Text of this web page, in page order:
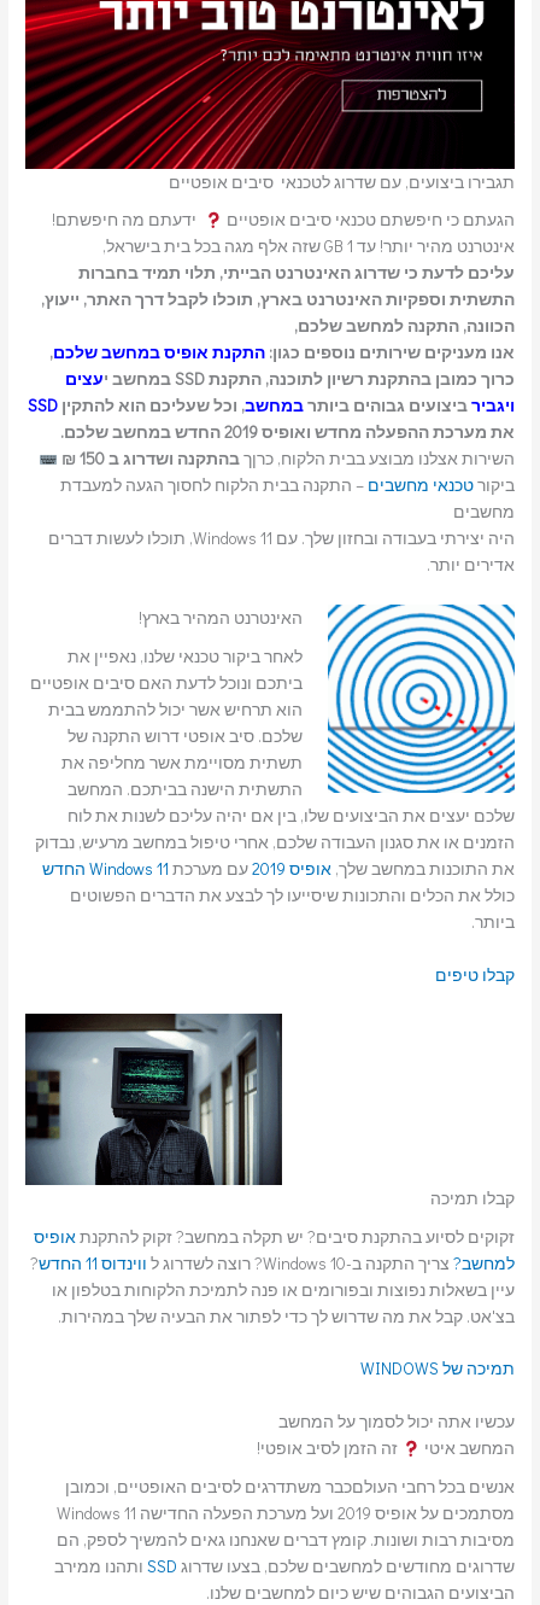
תגבירו ביצועים, עם שדרוג לטכנאי סיבים אופטיים
הגעתם כי חיפשתם טכנאי סיבים אופטיים
ידעתם מה חיפשתם!
אינטרנט מהיר יותר! עד 1 GB שזה אלף מגה בכל בית בישראל,
עליכם לדעת כי שדרוג האינטרנט הבייתי, תלוי תמיד בחברות
התשתית וספקיות האינטרנט בארץ, תוכלו לקבל דרך האתר, ייעוץ,
הכוונה, התקנה למחשב שלכם,
אנו מעניקים שירותים נוספים כגון:התקנת אופיס במחשב שלכם,
כרוך כמובן בהתקנת רשיון לתוכנה, התקנת SSD במחשב י
עצים
ויגבירביצועים גבוהים ביותרבמחשב, וכל שעליכם הוא להתקיןSSD
את מערכת ההפעלה מחדש ואופיס 2019 החדש במחשב שלכם.
השירות אצלנו מבוצע בבית הלקוח, כרןךבהתקנה ושדרוג ב 150 ₪
ביקורטכנאי מחשבים – התקנה בבית הלקוח לחסוך הגעה למעבדת
מחשבים
היה יצירתי בעבודה ובחזון שלך. עם Windows 11, תוכלו לעשות דברים
אדירים יותר.
האינטרנט המהיר בארץ!
לאחר ביקור טכנאי שלנו, נאפיין את
ביתכם ונוכל לדעת האם סיבים אופטיים
הוא תרחיש אשר יכול להתממש בבית
שלכם. סיב אופטי דרוש התקנה של
תשתית מסויימת אשר מחליפה את
התשתית הישנה בביתכם. המחשב
שלכם יעצים את הביצועים שלו, בין אם יהיה עליכם לשנות את לוח
הזמנים או את סגנון העבודה שלכם, אחרי טיפול במחשב מרעיש, נבדוק
את התוכנות במחשב שלך,אופיס 2019 עם מערכת Windows 11 החדש
כולל את הכלים והתכונות שיסייעו לך לבצע את הדברים הפשוטים
ביותר.
קבלו טיפים
קבלו תמיכה
זקוקים לסיוע בהתקנת סיבים? יש תקלה במחשב? זקוק להתקנתאופיס
למחשב? צריך התקנה ב-Windows 10? רוצה לשדרוג ל ווינדוס 11 החדש
?
עיין בשאלות נפוצות ובפורומים או פנה לתמיכת הלקוחות בטלפון או
בצ'אט. קבל את מה שדרוש לך כדי לפתור את הבעיה שלך במהירות.
תמיכה של WINDOWS
עכשיו אתה יכול לסמוך על המחשב
המחשב איטי
זה הזמן לסיב אופטי!
אנשים בכל רחבי העולםכבר משתדרגים לסיבים האופטיים, וכמובן
מסתמכים על אופיס 2019 ועל מערכת הפעלה החדישה Windows 11
מסיבות רבות ושונות. קומץ דברים שאנחנו גאים להמשיך לספק, הם
שדרוגים מחודשים למחשבים שלכם, בצעו שדרוג SSD ותהנו ממירב
הביצועים הגבוהים שיש כיום למחשבים שלנו.